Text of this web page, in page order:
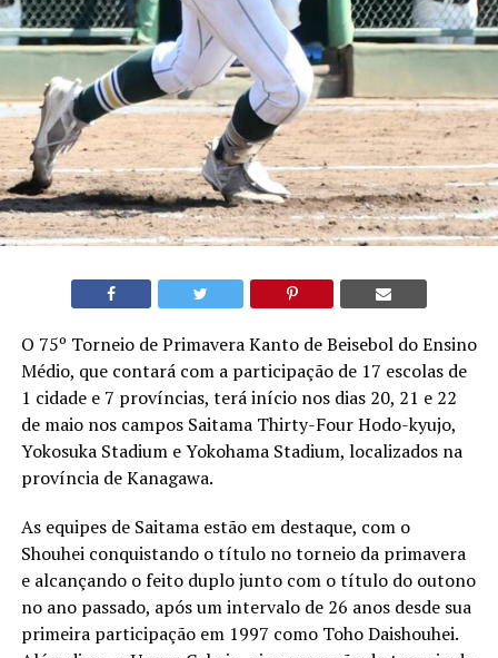
O 75º Torneio de Primavera Kanto de Beisebol do Ensino
Médio, que contará com a participação de 17 escolas de
1 cidade e 7 províncias, terá início nos dias 20, 21 e 22
de maio nos campos Saitama Thirty-Four Hodo-kyujo,
Yokosuka Stadium e Yokohama Stadium, localizados na
província de Kanagawa.
As equipes de Saitama estão em destaque, com o
Shouhei conquistando o título no torneio da primavera
e alcançando o feito duplo junto com o título do outono
no ano passado, após um intervalo de 26 anos desde sua
primeira participação em 1997 como Toho Daishouhei.